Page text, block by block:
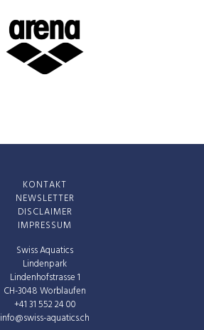
Swiss Aquatics
Lindenpark
Lindenhofstrasse 1
CH-3048 Worblaufen
+41 31 552 24 00
info@swiss-aquatics.ch
KONTAKT
NEWSLETTER
DISCLAIMER
IMPRESSUM